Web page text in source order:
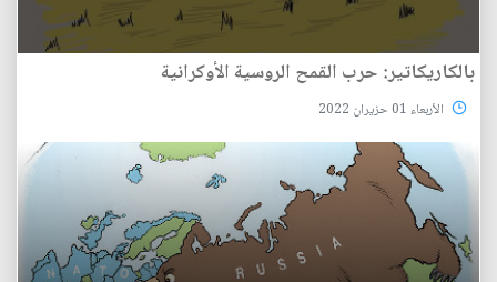
بالكاريكاتير: حرب القمح الروسية الأوكرانية
الأربعاء 01 حزيران 2022